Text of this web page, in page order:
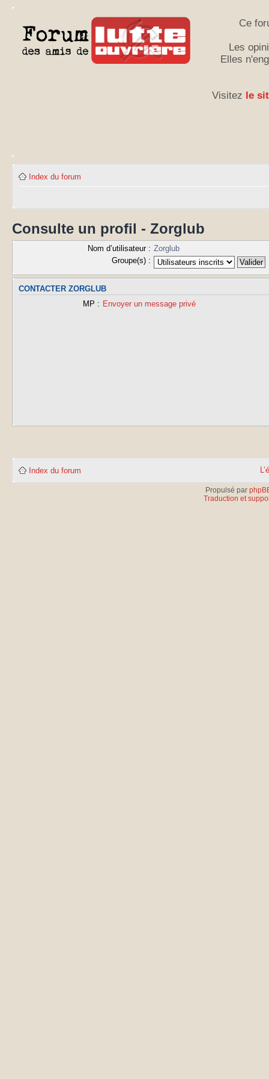
Ce
Les
Elles
Visitez le
Index du forum
Consulte un profil - Zorglub
Nom d’utilisateur : Zorglub
Groupe(s) :
CONTACTER ZORGLUB
MP : Envoyer un message privé
Index du forum
Propulsé par
Traduction et